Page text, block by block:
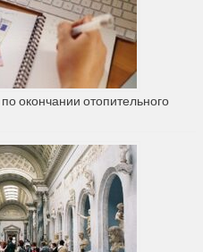
окончании отопительного